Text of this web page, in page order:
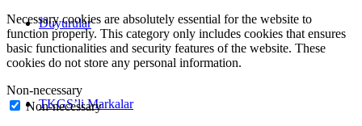
Duyurular
TKGS’li Markalar
Necessary cookies are absolutely essential for the website to
function properly. This category only includes cookies that ensures
basic functionalities and security features of the website. These
cookies do not store any personal information.
Non-necessary
Non-necessary